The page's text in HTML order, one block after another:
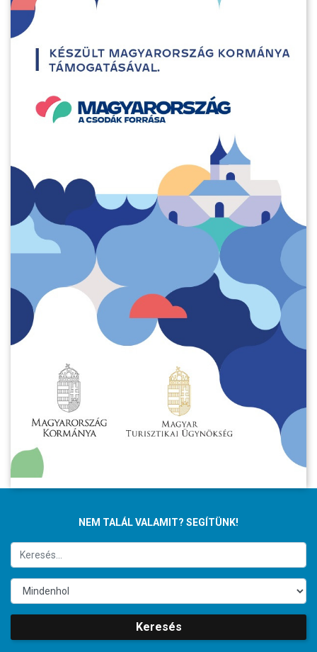
NEM TALÁL VALAMIT? SEGÍTÜNK!
Keresés